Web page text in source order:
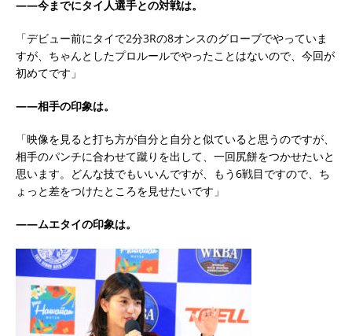
――今までにタイ人選手との対戦は。
「デビュー前にタイで2分3Rの8オンスのグローブでやっていま
すが、ちゃんとしたプロルールでやったことはないので、今回が
初めてです」
――相手の印象は。
「映像を見ると打ち方が自分と自分と似ていると思うのですが、
相手のパンチに合わせて蹴りを出して、一回尻餅をつかせたいと
思います。どんな技でもいいんですが、もう6戦目ですので、ち
ょっと差をつけたところを見せたいです」
――ムエタイの印象は。